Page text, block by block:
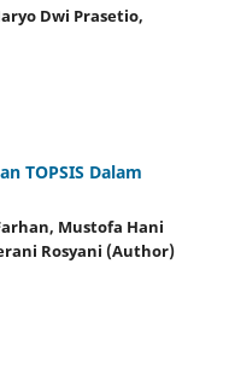
Dwi Prasetio,
TOPSIS Dalam
Mustofa Hani
Rosyani (Author)